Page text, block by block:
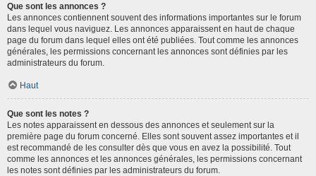
Que sont les annonces ?
Les annonces contiennent souvent des informations importantes sur le forum
dans lequel vous naviguez. Les annonces apparaissent en haut de chaque
page du forum dans lequel elles ont été publiées. Tout comme les annonces
générales, les permissions concernant les annonces sont définies par les
administrateurs du forum.
Haut
Que sont les notes ?
Les notes apparaissent en dessous des annonces et seulement sur la
première page du forum concerné. Elles sont souvent assez importantes et il
est recommandé de les consulter dès que vous en avez la possibilité. Tout
comme les annonces et les annonces générales, les permissions concernant
les notes sont définies par les administrateurs du forum.